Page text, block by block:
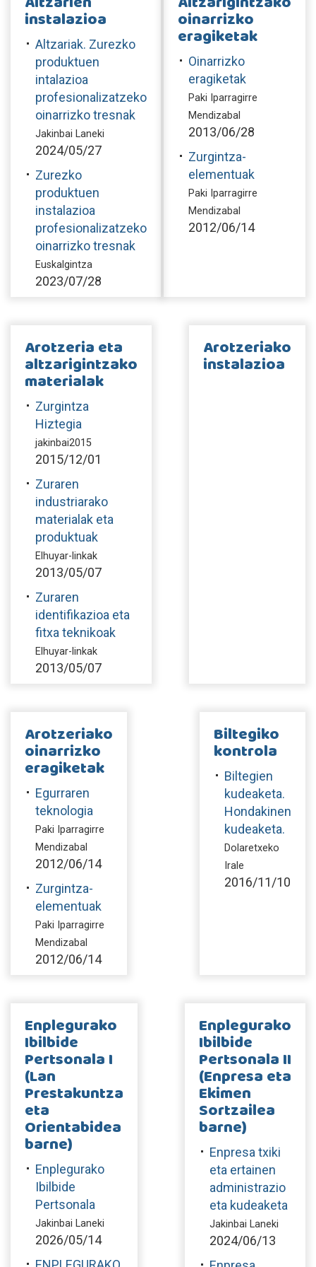
instalazioa
Altzariak. Zurezko
produktuen
intalazioa
profesionalizatzeko
oinarrizko tresnak
Jakinbai Laneki
2024/05/27
Zurezko
produktuen
instalazioa
profesionalizatzeko
oinarrizko tresnak
Euskalgintza
2023/07/28
oinarrizko
eragiketak
Oinarrizko
eragiketak
Paki Iparragirre
Mendizabal
2013/06/28
Zurgintza-
elementuak
Paki Iparragirre
Mendizabal
2012/06/14
Arotzeria eta
altzarigintzako
materialak
Zurgintza
Hiztegia
jakinbai2015
2015/12/01
Zuraren
industriarako
materialak eta
produktuak
Elhuyar-linkak
2013/05/07
Zuraren
identifikazioa eta
fitxa teknikoak
Elhuyar-linkak
2013/05/07
Arotzeriako
instalazioa
Arotzeriako
oinarrizko
eragiketak
Egurraren
teknologia
Paki Iparragirre
Mendizabal
2012/06/14
Zurgintza-
elementuak
Paki Iparragirre
Mendizabal
2012/06/14
Biltegiko
kontrola
Biltegien
kudeaketa.
Hondakinen
kudeaketa.
Dolaretxeko
Irale
2016/11/10
Enplegurako
Ibilbide
Pertsonala I
(Lan
Prestakuntza
eta
Orientabidea
barne)
Enplegurako
Ibilbide
Pertsonala
Jakinbai Laneki
2026/05/14
Enplegurako
Ibilbide
Pertsonala II
(Enpresa eta
Ekimen
Sortzailea
barne)
Enpresa txiki
eta ertainen
administrazio
eta kudeaketa
Jakinbai Laneki
2024/06/13